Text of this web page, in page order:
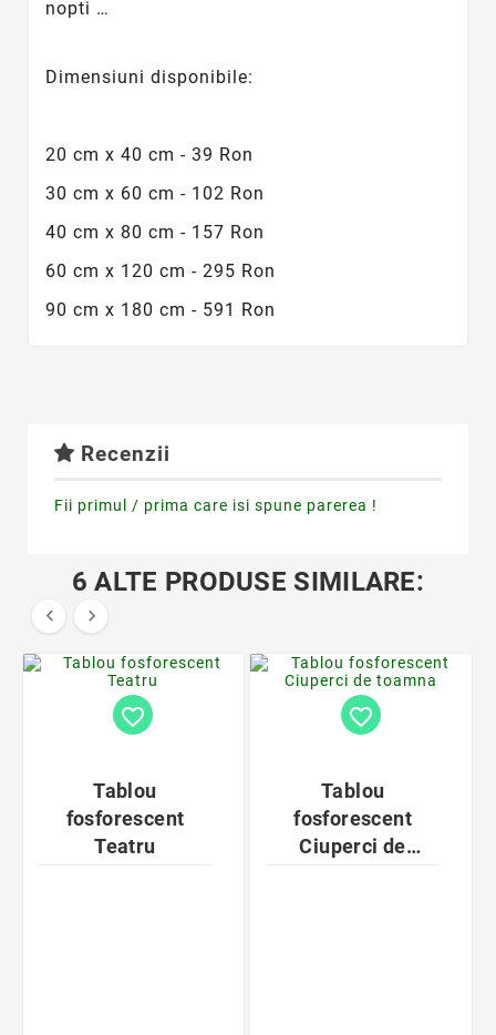
nopti …
Dimensiuni disponibile:
20 cm x 40 cm - 39 Ron
30 cm x 60 cm - 102 Ron
40 cm x 80 cm - 157 Ron
60 cm x 120 cm - 295 Ron
90 cm x 180 cm - 591 Ron
Recenzii
Fii primul / prima care isi spune parerea !
6 ALTE PRODUSE SIMILARE:
 
favorite_border
Tablou
fosforescent
Teatru
favorite_border
Tablou
fosforescent
Ciuperci de